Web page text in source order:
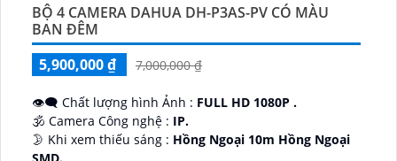
BỘ 4 CAMERA DAHUA DH-P3AS-PV CÓ MÀU
BAN ĐÊM
5,900,000 ₫
7,000,000 ₫
👁️‍🗨 Chất lượng hình Ảnh : FULL HD 1080P .
🕉️ Camera Công nghệ : IP.
🌛 Khi xem thiếu sáng : Hồng Ngoại 10m Hồng Ngoại